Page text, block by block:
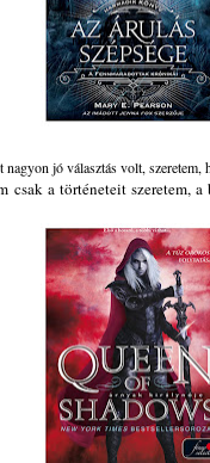
jó választás volt, szeretem,
csak a történeteit szeretem,